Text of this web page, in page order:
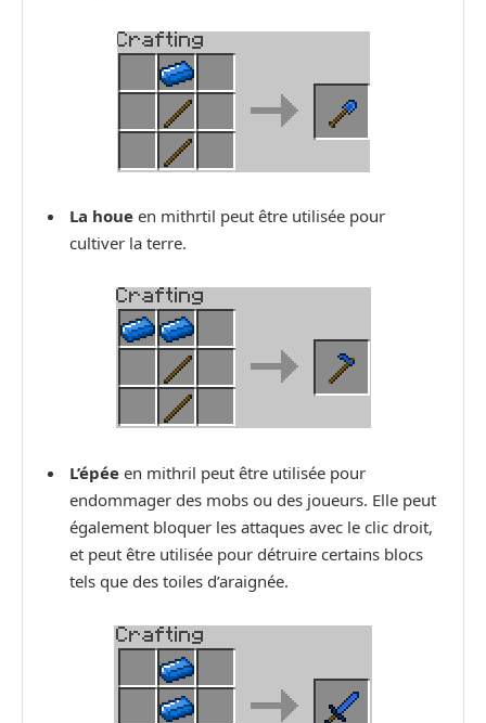
La houe en mithrtil peut être utilisée pour
cultiver la terre.
L’épée en mithril peut être utilisée pour
endommager des mobs ou des joueurs. Elle peut
également bloquer les attaques avec le clic droit,
et peut être utilisée pour détruire certains blocs
tels que des toiles d’araignée.